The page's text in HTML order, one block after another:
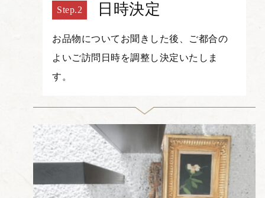
日時決定
お品物についてお聞きした後、ご都合の
よいご訪問日時を調整し決定いたしま
す。